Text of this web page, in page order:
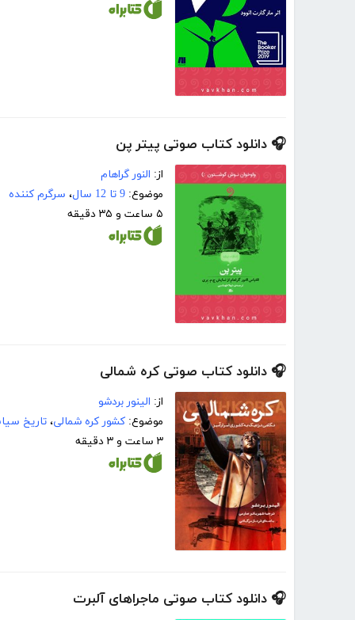
🎧 دانلود کتاب صوتی پیتر پن
از: النور گراهام
موضوع: 9 تا 12 سال ، سرگرم کننده
۵ ساعت و ۳۵ دقیقه
🎧 دانلود کتاب صوتی کره شمالی
از: الینور بردشو
موضوع: کشور کره شمالی، تاریخ
۳ ساعت و ۳ دقیقه
🎧 دانلود کتاب صوتی ماجراهای آلبرت